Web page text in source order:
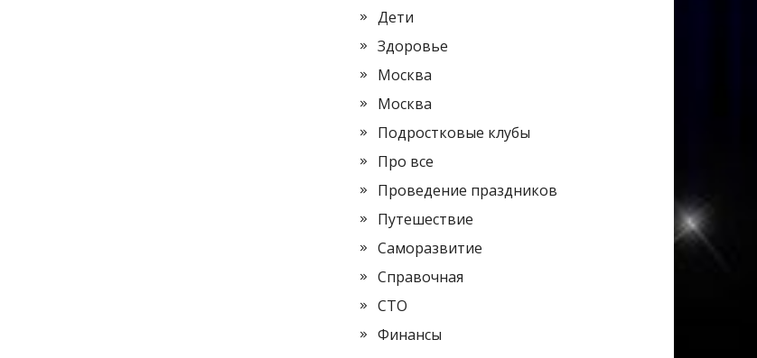
Дети
Здоровье
Москва
Москва
Подростковые клубы
Про все
Проведение праздников
Путешествие
Саморазвитие
Справочная
СТО
Финансы